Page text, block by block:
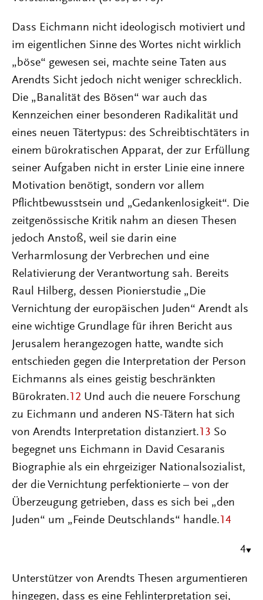
Dass Eichmann nicht ideologisch motiviert und
im eigentlichen Sinne des Wortes nicht wirklich
„böse“ gewesen sei, machte seine Taten aus
Arendts Sicht jedoch nicht weniger schrecklich.
Die „Banalität des Bösen“ war auch das
Kennzeichen einer besonderen Radikalität und
eines neuen Tätertypus: des Schreibtischtäters in
einem bürokratischen Apparat, der zur Erfüllung
seiner Aufgaben nicht in erster Linie eine innere
Motivation benötigt, sondern vor allem
Pflichtbewusstsein und „Gedankenlosigkeit“. Die
zeitgenössische Kritik nahm an diesen Thesen
jedoch Anstoß, weil sie darin eine
Verharmlosung der Verbrechen und eine
Relativierung der Verantwortung sah. Bereits
Raul Hilberg, dessen Pionierstudie „Die
Vernichtung der europäischen Juden“ Arendt als
eine wichtige Grundlage für ihren Bericht aus
Jerusalem herangezogen hatte, wandte sich
entschieden gegen die Interpretation der Person
Eichmanns als eines geistig beschränkten
Bürokraten. 12 Und auch die neuere Forschung
zu Eichmann und anderen NS-Tätern hat sich
von Arendts Interpretation distanziert. 13 So
begegnet uns Eichmann in David Cesaranis
Biographie als ein ehrgeiziger Nationalsozialist,
der die Vernichtung perfektionierte – von der
Überzeugung getrieben, dass es sich bei „den
Juden“ um „Feinde Deutschlands“ handle. 14
4
Unterstützer von Arendts Thesen argumentieren
hingegen, dass es eine Fehlinterpretation sei,